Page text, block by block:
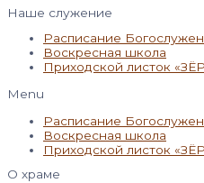
Наше служение
Расписание
Воскресная школа
Приходской листок
Menu
Расписание
Воскресная школа
Приходской листок
О храме